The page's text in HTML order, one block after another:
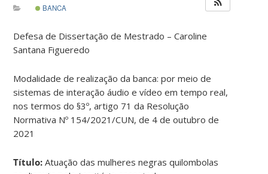
BANCA
Defesa de Dissertação de Mestrado – Caroline
Santana Figueredo
Modalidade de realização da banca: por meio de
sistemas de interação áudio e vídeo em tempo real,
nos termos do §3º, artigo 71 da Resolução
Normativa Nº 154/2021/CUN, de 4 de outubro de
2021
Título:Atuação das mulheres negras quilombolas